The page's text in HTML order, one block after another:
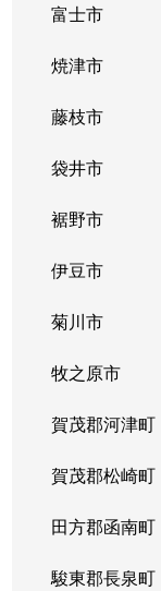
富士市
焼津市
藤枝市
袋井市
裾野市
伊豆市
菊川市
牧之原市
賀茂郡河津町
賀茂郡松崎町
田方郡函南町
駿東郡長泉町